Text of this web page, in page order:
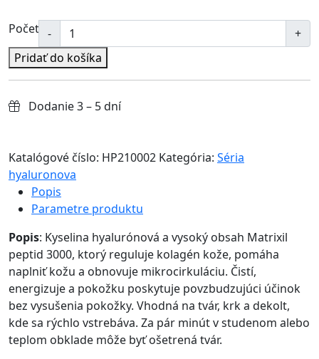
Počet
Pridať do košíka
Dodanie 3 – 5 dní
Katalógové číslo: HP210002 Kategória: Séria
hyaluronova
Popis
Parametre produktu
Popis: Kyselina hyalurónová a vysoký obsah Matrixil
peptid 3000, ktorý reguluje kolagén kože, pomáha
naplniť kožu a obnovuje mikrocirkuláciu. Čistí,
energizuje a pokožku poskytuje povzbudzujúci účinok
bez vysušenia pokožky. Vhodná na tvár, krk a dekolt,
kde sa rýchlo vstrebáva. Za pár minút v studenom alebo
teplom obklade môže byť ošetrená tvár.